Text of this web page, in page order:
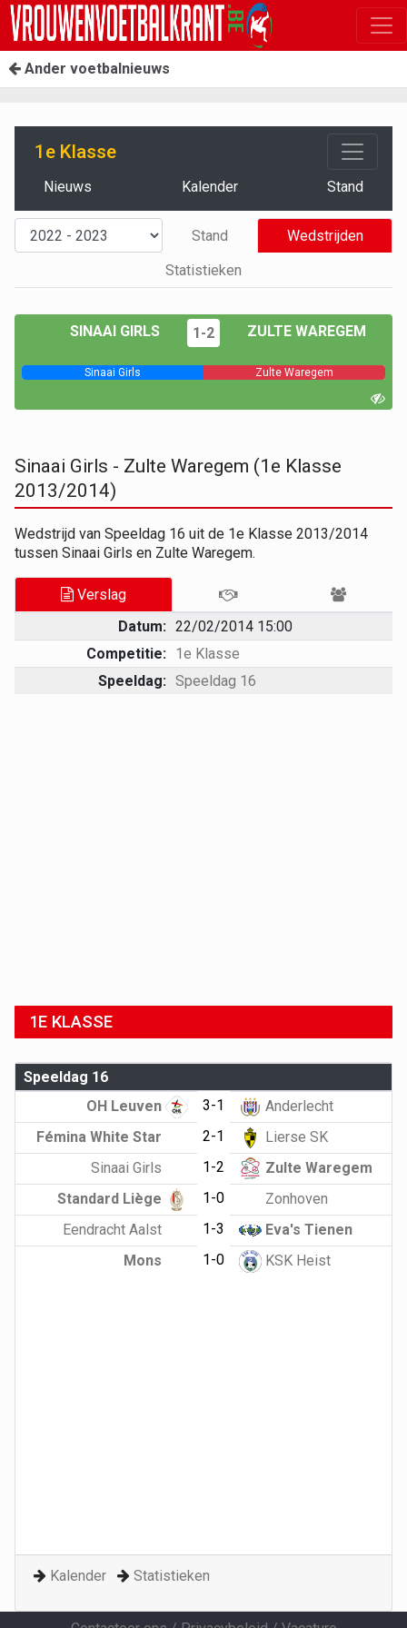
Ander voetbalnieuws
1e Klasse
Nieuws Kalender Stand
Stand
Wedstrijden
Statistieken
SINAAI GIRLS 1-2 ZULTE WAREGEM
Sinaai Girls Zulte Waregem
Sinaai Girls - Zulte Waregem (1e Klasse
2013/2014)
Wedstrijd van Speeldag 16 uit de 1e Klasse 2013/2014
tussen Sinaai Girls en Zulte Waregem.
Verslag
Datum: 22/02/2014 15:00
Competitie: 1e Klasse
Speeldag: Speeldag 16
1E KLASSE
Speeldag 16
OH Leuven
3-1
Anderlecht
Fémina White Star
2-1
Lierse SK
Sinaai Girls
1-2
Zulte Waregem
Standard Liège
1-0
Zonhoven
Eendracht Aalst
1-3
Eva's Tienen
Mons
1-0 KSK Heist
Kalender Statistieken